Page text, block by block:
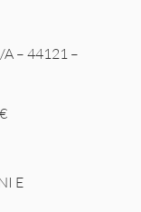
A – 44121 –
E